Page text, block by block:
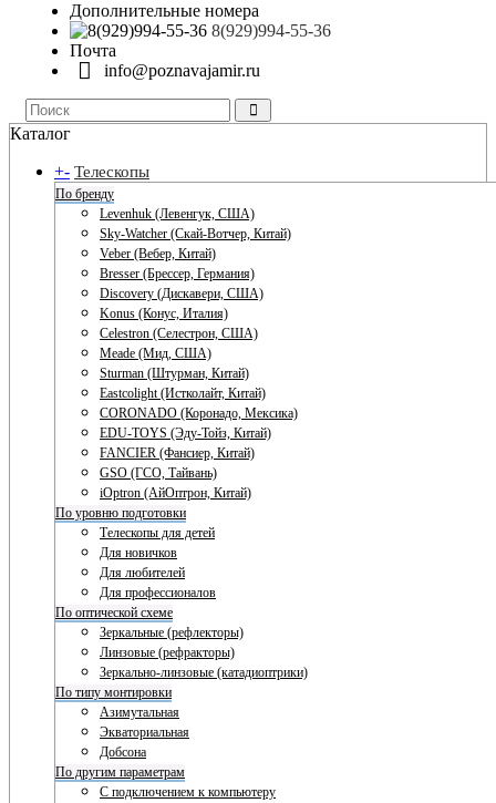
Дополнительные номера
8(929)994-55-36
Почта
info@poznavajamir.ru
Каталог
+- Телескопы
По бренду
Levenhuk (Левенгук, США)
Sky-Watcher (Скай-Вотчер, Китай)
Veber (Вебер, Китай)
Bresser (Брессер, Германия)
Discovery (Дискавери, США)
Konus (Конус, Италия)
Celestron (Селестрон, США)
Meade (Мид, США)
Sturman (Штурман, Китай)
Eastcolight (Истколайт, Китай)
CORONADO (Коронадо, Мексика)
EDU-TOYS (Эду-Тойз, Китай)
FANCIER (Фансиер, Китай)
GSO (ГСО, Тайвань)
iOptron (АйОптрон, Китай)
По уровню подготовки
Телескопы для детей
Для новичков
Для любителей
Для профессионалов
По оптической схеме
Зеркальные (рефлекторы)
Линзовые (рефракторы)
Зеркально-линзовые (катадиоптрики)
По типу монтировки
Азимутальная
Экваториальная
Добсона
По другим параметрам
С подключением к компьютеру